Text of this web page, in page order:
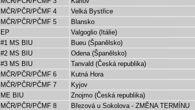
MČR/PČR/PČMF 4
Velká Bystřice
MČR/PČR/PČMF 5
Blansko
EP
Valgoglio (Itálie)
#1 MS BIU
Bueu (Španělsko)
#2 MS BIU
Odena (Španělsko)
#3 MS BIU
Tanvald (Česká republika)
MČR/PČR/PČMF 6
Kutná Hora
MČR/PČR/PČMF 7
Kyjov
ME BIU
Znojmo (Česká republika)
MČR/PČR/PČMF 8
Březová u Sokolova - ZMĚNA TERMÍNU